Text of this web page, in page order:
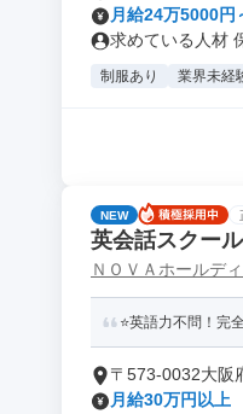
月給24万5000円
求めている人材
制服あり 業界未経
NEW
英会話スクー
ＮＯＶＡホールデ
⭐英語力不問！完
〒573-0032大阪
月給30万円以上